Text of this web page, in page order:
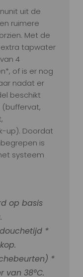
uit de
ruimere
Met de
extra tapwater
4
of is er nog
nadat er
beschikt
up). Doordat
is
systeem
op basis
*
*
van 38°C.